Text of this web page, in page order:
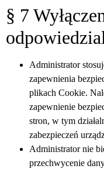
§ 7
Administrator
zapewnienia
plikach Cookie.
zapewnienie
stron, w tym
zabezpieczeń
Administrator nie
przechwycenie